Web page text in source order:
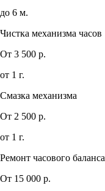
до 6 м.
Чистка механизма часов
От 3 500 р.
от 1 г.
Смазка механизма
От 2 500 р.
от 1 г.
Ремонт часового баланса
От 15 000 р.